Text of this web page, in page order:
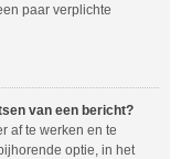
paar verplichte
van een bericht?
af te werken en te
optie, in het